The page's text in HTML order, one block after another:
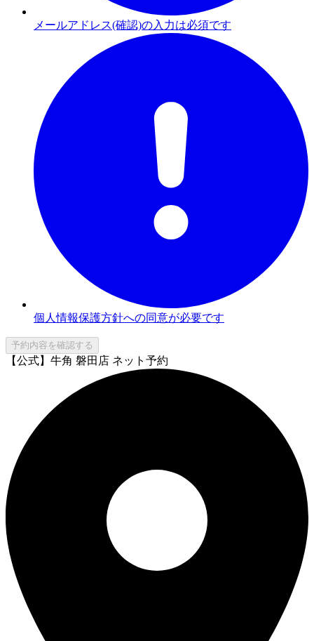
メールアドレス(確認)の入力は必須です
個人情報保護方針への同意が必要です
予約内容を確認する
【公式】牛角 磐田店 ネット予約